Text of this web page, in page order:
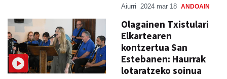
Aiurri 2024 mar 18 ANDOAIN
Olagainen Txistulari
Elkartearen
kontzertua San
Estebanen: Haurrak
lotaratzeko soinua